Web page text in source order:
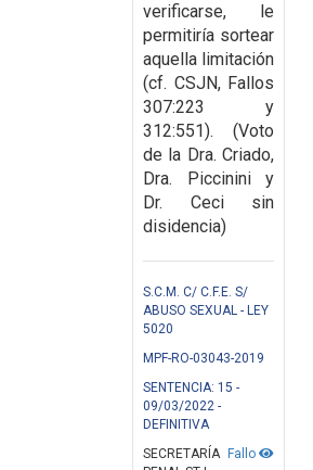
verificarse, le
permitiría sortear
aquella limitación
(cf. CSJN, Fallos
307:223 y
312:551). (Voto
de la Dra. Criado,
Dra. Piccinini y
Dr. Ceci sin
disidencia)
S.C.M. C/ C.F.E. S/
ABUSO SEXUAL - LEY
5020
MPF-RO-03043-2019
SENTENCIA: 15 -
09/03/2022 -
DEFINITIVA
Fallo
SECRETARÍA